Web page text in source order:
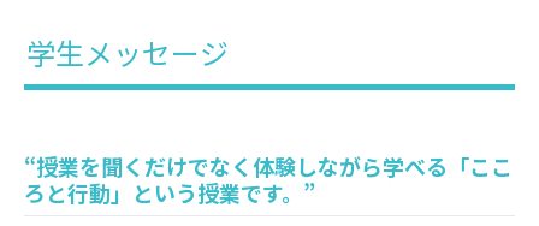
学生メッセージ
“授業を聞くだけでなく体験しながら学べる「ここ
ろと行動」という授業です。”